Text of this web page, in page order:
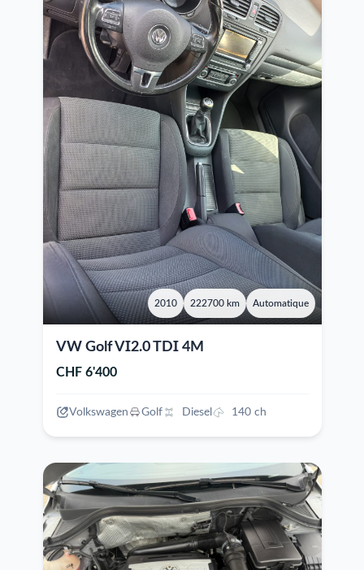
2010 222700 km Automatique
VW Golf VI2.0 TDI 4M
CHF 6'400
Volkswagen Golf Diesel 140 ch